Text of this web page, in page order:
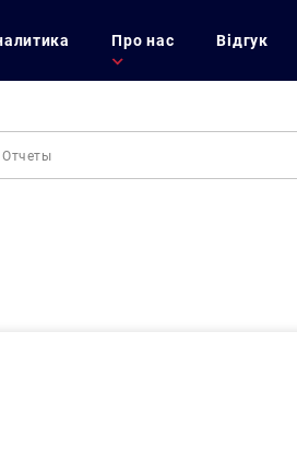
Про нас Відгук
Отчеты